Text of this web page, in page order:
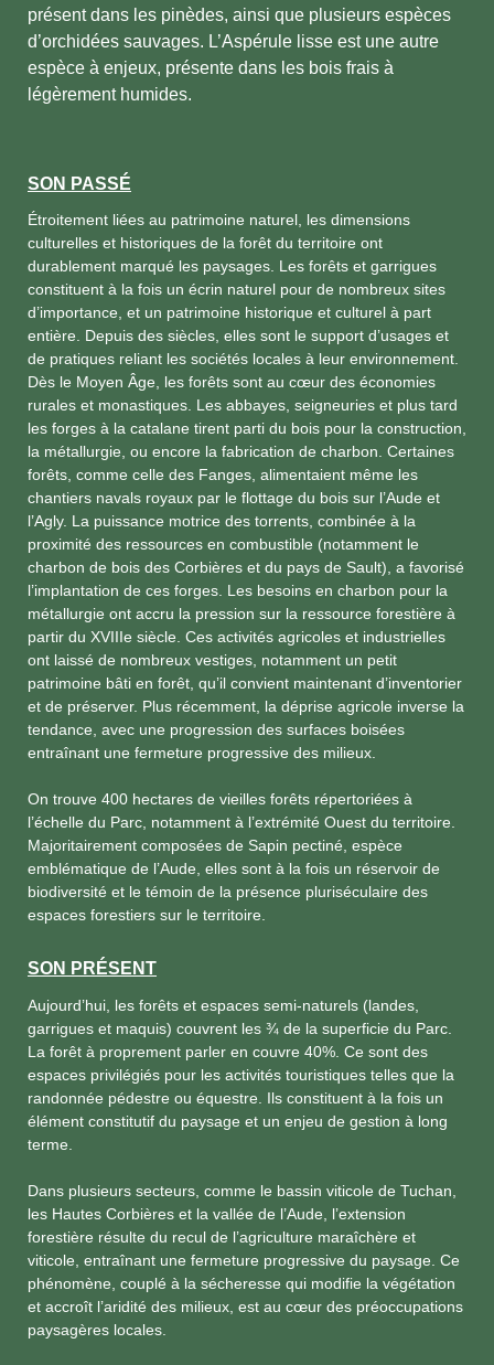
présent dans les pinèdes, ainsi que plusieurs espèces
d’orchidées sauvages. L’Aspérule lisse est une autre
espèce à enjeux, présente dans les bois frais à
légèrement humides.
SON PASSÉ
Étroitement liées au patrimoine naturel, les dimensions
culturelles et historiques de la forêt du territoire ont
durablement marqué les paysages. Les forêts et garrigues
constituent à la fois un écrin naturel pour de nombreux sites
d’importance, et un patrimoine historique et culturel à part
entière. Depuis des siècles, elles sont le support d’usages et
de pratiques reliant les sociétés locales à leur environnement.
Dès le Moyen Âge, les forêts sont au cœur des économies
rurales et monastiques. Les abbayes, seigneuries et plus tard
les forges à la catalane tirent parti du bois pour la construction,
la métallurgie, ou encore la fabrication de charbon. Certaines
forêts, comme celle des Fanges, alimentaient même les
chantiers navals royaux par le flottage du bois sur l’Aude et
l’Agly. La puissance motrice des torrents, combinée à la
proximité des ressources en combustible (notamment le
charbon de bois des Corbières et du pays de Sault), a favorisé
l’implantation de ces forges. Les besoins en charbon pour la
métallurgie ont accru la pression sur la ressource forestière à
partir du XVIIIe siècle. Ces activités agricoles et industrielles
ont laissé de nombreux vestiges, notamment un petit
patrimoine bâti en forêt, qu’il convient maintenant d’inventorier
et de préserver. Plus récemment, la déprise agricole inverse la
tendance, avec une progression des surfaces boisées
entraînant une fermeture progressive des milieux.
On trouve 400 hectares de vieilles forêts répertoriées à
l’échelle du Parc, notamment à l’extrémité Ouest du territoire.
Majoritairement composées de Sapin pectiné, espèce
emblématique de l’Aude, elles sont à la fois un réservoir de
biodiversité et le témoin de la présence pluriséculaire des
espaces forestiers sur le territoire.
SON PRÉSENT
Aujourd’hui, les forêts et espaces semi-naturels (landes,
garrigues et maquis) couvrent les ¾ de la superficie du Parc.
La forêt à proprement parler en couvre 40%. Ce sont des
espaces privilégiés pour les activités touristiques telles que la
randonnée pédestre ou équestre. Ils constituent à la fois un
élément constitutif du paysage et un enjeu de gestion à long
terme.
Dans plusieurs secteurs, comme le bassin viticole de Tuchan,
les Hautes Corbières et la vallée de l’Aude, l’extension
forestière résulte du recul de l’agriculture maraîchère et
viticole, entraînant une fermeture progressive du paysage. Ce
phénomène, couplé à la sécheresse qui modifie la végétation
et accroît l’aridité des milieux, est au cœur des préoccupations
paysagères locales.